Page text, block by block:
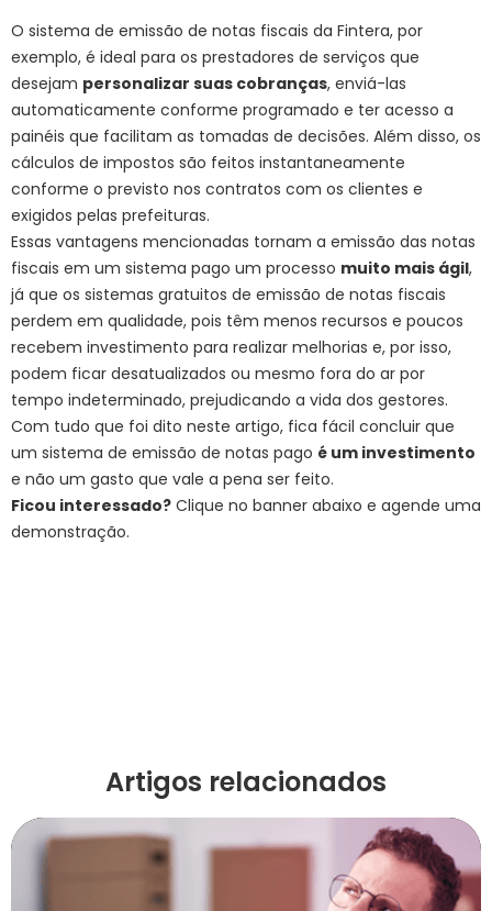
O sistema de emissão de notas fiscais da Fintera, por
exemplo, é ideal para os prestadores de serviços que
desejam personalizar suas cobranças, enviá-las
automaticamente conforme programado e ter acesso a
painéis que facilitam as tomadas de decisões. Além disso, os
cálculos de impostos são feitos instantaneamente
conforme o previsto nos contratos com os clientes e
exigidos pelas prefeituras.
Essas vantagens mencionadas tornam a emissão das notas
fiscais em um sistema pago um processo muito mais ágil,
já que os sistemas gratuitos de emissão de notas fiscais
perdem em qualidade, pois têm menos recursos e poucos
recebem investimento para realizar melhorias e, por isso,
podem ficar desatualizados ou mesmo fora do ar por
tempo indeterminado, prejudicando a vida dos gestores.
Com tudo que foi dito neste artigo, fica fácil concluir que
um sistema de emissão de notas pago é um investimento
e não um gasto que vale a pena ser feito.
Ficou interessado? Clique no banner abaixo e agende uma
demonstração.
Artigos relacionados